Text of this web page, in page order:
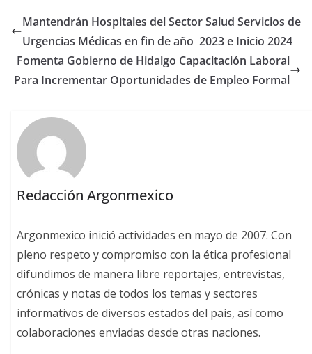
Mantendrán Hospitales del Sector Salud Servicios de
Urgencias Médicas en fin de año 2023 e Inicio 2024
Fomenta Gobierno de Hidalgo Capacitación Laboral
Para Incrementar Oportunidades de Empleo Formal
Redacción Argonmexico
Argonmexico inició actividades en mayo de 2007. Con
pleno respeto y compromiso con la ética profesional
difundimos de manera libre reportajes, entrevistas,
crónicas y notas de todos los temas y sectores
informativos de diversos estados del país, así como
colaboraciones enviadas desde otras naciones.